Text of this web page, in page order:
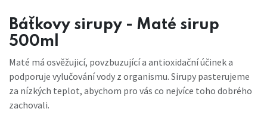
Báťkovy sirupy - Maté sirup
500ml
Maté má osvěžujicí, povzbuzující a antioxidační účinek a
podporuje vylučování vody z organismu. Sirupy pasterujeme
za nízkých teplot, abychom pro vás co nejvíce toho dobrého
zachovali.